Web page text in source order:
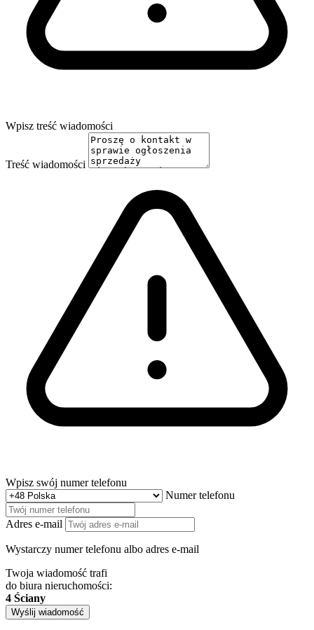
Wpisz treść wiadomości
Treść wiadomości
Wpisz swój numer telefonu
Numer telefonu
Adres e-mail
Wystarczy numer telefonu albo adres e-mail
Twoja wiadomość trafi
do biura nieruchomości:
4 Ściany
Wyślij wiadomość